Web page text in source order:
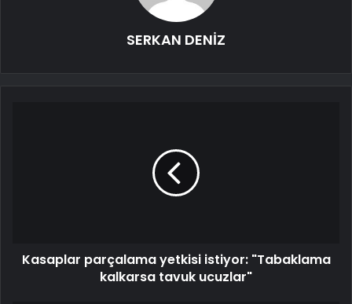
SERKAN DENİZ
Kasaplar parçalama yetkisi istiyor: "Tabaklama
kalkarsa tavuk ucuzlar"